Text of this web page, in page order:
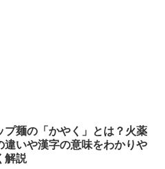
プ麺の「かやく」とは？火薬
違いや漢字の意味をわかりや
解説